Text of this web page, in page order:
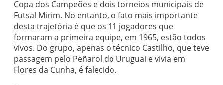
Copa dos Campeões e dois torneios municipais de
Futsal Mirim. No entanto, o fato mais importante
desta trajetória é que os 11 jogadores que
formaram a primeira equipe, em 1965, estão todos
vivos. Do grupo, apenas o técnico Castilho, que teve
passagem pelo Peñarol do Uruguai e vivia em
Flores da Cunha, é falecido.